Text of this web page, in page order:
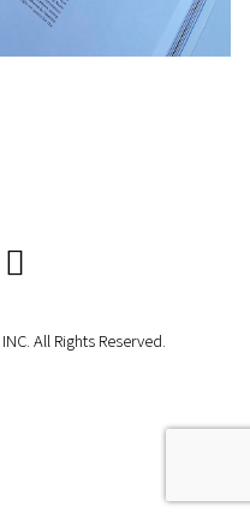
All Rights Reserved.